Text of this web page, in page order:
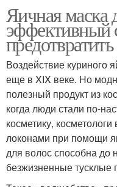
Яичная маска
эффективный
Воздействие куриного
еще в XIX веке. Но
полезный продукт из
когда люди стали по-
косметику,
локонами при помощи
для волос способна до
безжизненные тусклые